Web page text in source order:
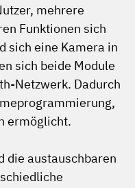
mehrere
Funktionen sich
sich eine Kamera in
sich beide Module
Netzwerk. Dadurch
ermöglicht.
die austauschbaren